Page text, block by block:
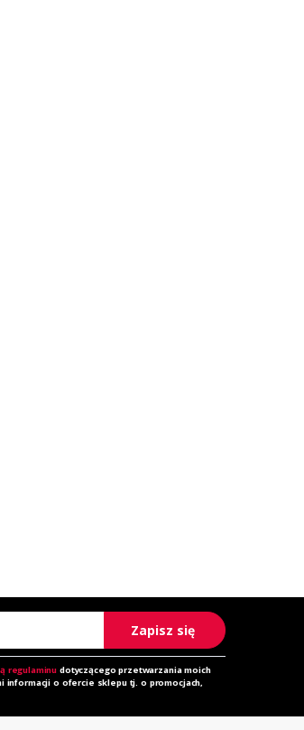
Zapisz się
regulaminu dotyczącego przetwarzania moich
informacji o ofercie sklepu tj. o promocjach,